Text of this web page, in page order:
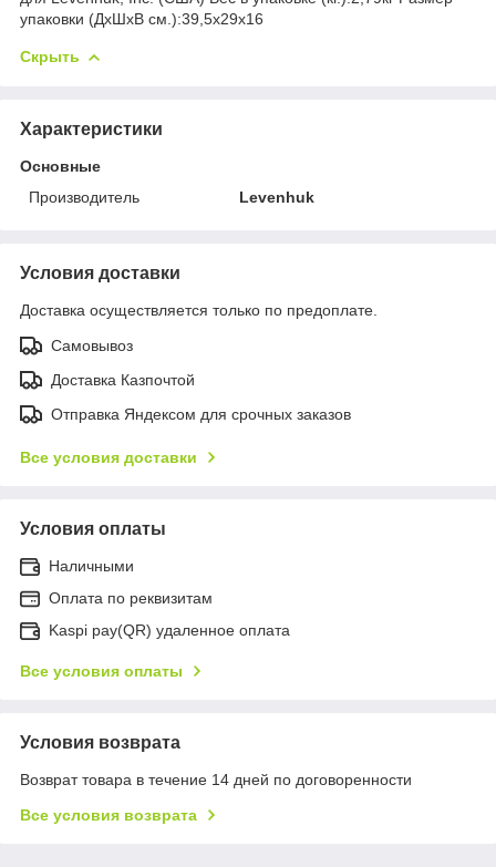
упаковки (ДхШхВ см.):39,5x29x16
Скрыть
Характеристики
Основные
Производитель
Levenhuk
Условия доставки
Доставка осуществляется только по предоплате.
Самовывоз
Доставка Казпочтой
Отправка Яндексом для срочных заказов
Все условия доставки
Условия оплаты
Наличными
Оплата по реквизитам
Kaspi pay(QR) удаленное оплата
Все условия оплаты
Условия возврата
Возврат товара в течение 14 дней по договоренности
Все условия возврата